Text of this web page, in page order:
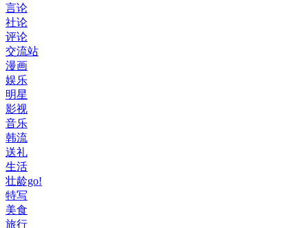
言论
社论
评论
交流站
漫画
娱乐
明星
影视
音乐
韩流
送礼
生活
壮龄go!
特写
美食
旅行